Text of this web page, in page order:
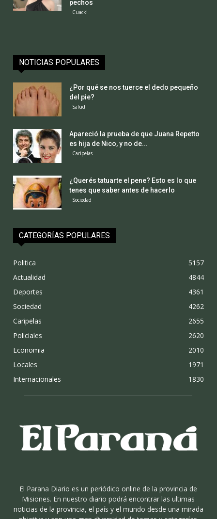
pechos
Cuack!
NOTICIAS POPULARES
¿Por qué se nos tuerce el dedo pequeño
del pie?
Salud
Apareció la prueba de que Juana Repetto
es hija de Nico, y no de...
Caripelas
¿Querés tatuarte el pene? Esto es lo que
tenes que saber antes de hacerlo
Sociedad
CATEGORÍAS POPULARES
Politica
5157
Actualidad
4844
Deportes
4361
Sociedad
4262
Caripelas
2655
Policiales
2620
Economia
2010
Locales
1971
Internacionales
1830
El Parana Diario es un periódico online de la provincia de
Misiones. En nuestro diario podrá encontrar las ultimas
noticias de la provincia, el país y el mundo desde una mirada